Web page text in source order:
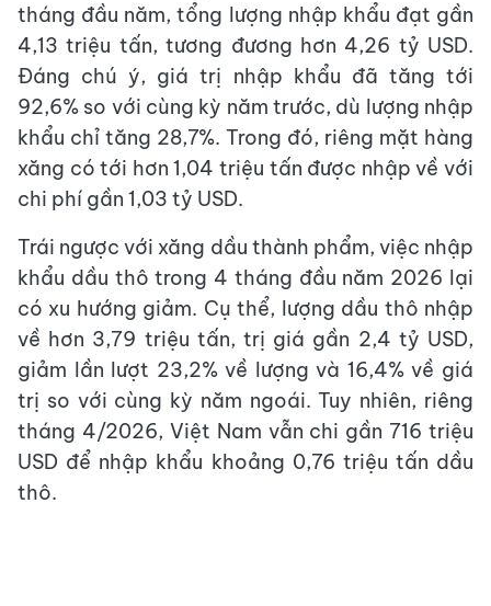
tháng đầu năm, tổng lượng nhập khẩu đạt gần
4,13 triệu tấn, tương đương hơn 4,26 tỷ USD.
Đáng chú ý, giá trị nhập khẩu đã tăng tới
92,6% so với cùng kỳ năm trước, dù lượng nhập
khẩu chỉ tăng 28,7%. Trong đó, riêng mặt hàng
xăng có tới hơn 1,04 triệu tấn được nhập về với
chi phí gần 1,03 tỷ USD.
Trái ngược với xăng dầu thành phẩm, việc nhập
khẩu dầu thô trong 4 tháng đầu năm 2026 lại
có xu hướng giảm. Cụ thể, lượng dầu thô nhập
về hơn 3,79 triệu tấn, trị giá gần 2,4 tỷ USD,
giảm lần lượt 23,2% về lượng và 16,4% về giá
trị so với cùng kỳ năm ngoái. Tuy nhiên, riêng
tháng 4/2026, Việt Nam vẫn chi gần 716 triệu
USD để nhập khẩu khoảng 0,76 triệu tấn dầu
thô.